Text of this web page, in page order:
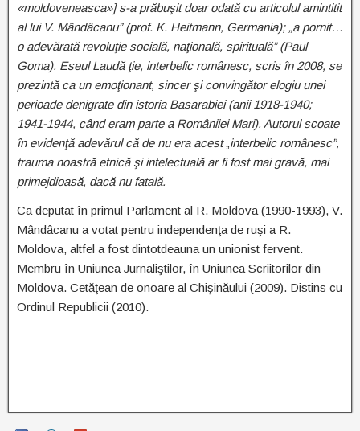
«moldoveneasca»] s-a prăbuşit doar odată cu articolul amintitit
al lui V. Mândâcanu” (prof. K. Heitmann, Germania); „a pornit…
o adevărată revoluţie socială, naţională, spirituală” (Paul
Goma). EseulLaudă ţie, interbelic românesc, scris în 2008, se
prezintă ca un emoţionant, sincer şi convingător elogiu unei
perioade denigrate din istoria Basarabiei (anii 1918-1940;
1941-1944, când eram parte a Româniiei Mari). Autorul scoate
în evidenţă adevărul că de nu era acest„interbelic românesc”,
trauma noastră etnică şi intelectuală ar fi fost mai gravă, mai
primejdioasă, dacă nu fatală.
Ca deputat în primul Parlament al R. Moldova (1990-1993), V.
Mândâcanu a votat pentru independenţa de ruşi a R.
Moldova, altfel a fost dintotdeauna un unionist fervent.
Membru în Uniunea Jurnaliştilor, în Uniunea Scriitorilor din
Moldova. Cetăţean de onoare al Chişinăului (2009). Distins cu
Ordinul Republicii (2010).